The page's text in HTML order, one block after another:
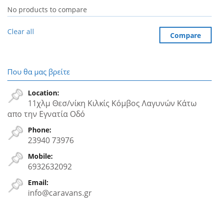
No products to compare
Clear all Compare
Που θα μας βρείτε
Location:
11χλμ Θεσ/νίκη Κιλκίς Κόμβος Λαγυνών Κάτω
απο την Εγνατία Oδό
Phone:
23940 73976
Mobile:
6932632092
Email:
info@caravans.gr